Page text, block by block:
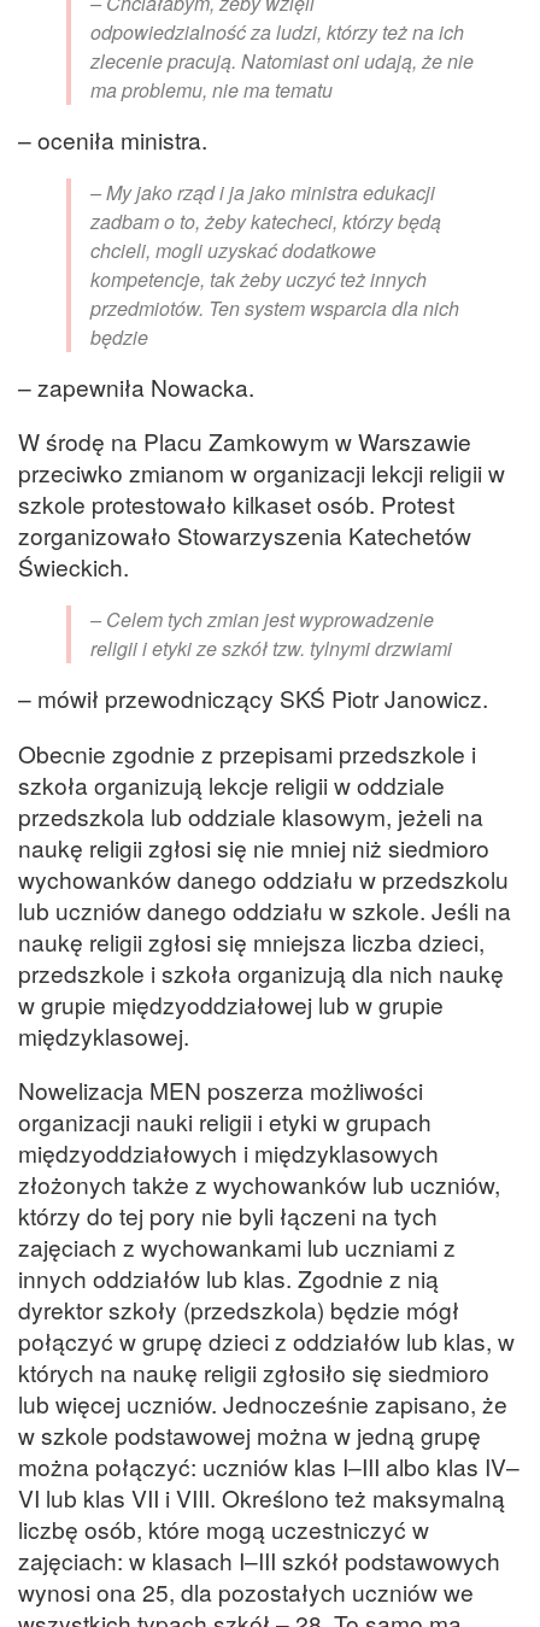
odpowiedzialność za ludzi, którzy też na ich
zlecenie pracują. Natomiast oni udają, że nie
ma problemu, nie ma tematu
– oceniła ministra.
– My jako rząd i ja jako ministra edukacji
zadbam o to, żeby katecheci, którzy będą
chcieli, mogli uzyskać dodatkowe
kompetencje, tak żeby uczyć też innych
przedmiotów. Ten system wsparcia dla nich
będzie
– zapewniła Nowacka.
W środę na Placu Zamkowym w Warszawie
przeciwko zmianom w organizacji lekcji religii w
szkole protestowało kilkaset osób. Protest
zorganizowało Stowarzyszenia Katechetów
Świeckich.
– Celem tych zmian jest wyprowadzenie
religii i etyki ze szkół tzw. tylnymi drzwiami
– mówił przewodniczący SKŚ Piotr Janowicz.
Obecnie zgodnie z przepisami przedszkole i
szkoła organizują lekcje religii w oddziale
przedszkola lub oddziale klasowym, jeżeli na
naukę religii zgłosi się nie mniej niż siedmioro
wychowanków danego oddziału w przedszkolu
lub uczniów danego oddziału w szkole. Jeśli na
naukę religii zgłosi się mniejsza liczba dzieci,
przedszkole i szkoła organizują dla nich naukę
w grupie międzyoddziałowej lub w grupie
międzyklasowej.
Nowelizacja MEN poszerza możliwości
organizacji nauki religii i etyki w grupach
międzyoddziałowych i międzyklasowych
złożonych także z wychowanków lub uczniów,
którzy do tej pory nie byli łączeni na tych
zajęciach z wychowankami lub uczniami z
innych oddziałów lub klas. Zgodnie z nią
dyrektor szkoły (przedszkola) będzie mógł
połączyć w grupę dzieci z oddziałów lub klas, w
których na naukę religii zgłosiło się siedmioro
lub więcej uczniów. Jednocześnie zapisano, że
w szkole podstawowej można w jedną grupę
można połączyć: uczniów klas I–III albo klas IV–
VI lub klas VII i VIII. Określono też maksymalną
liczbę osób, które mogą uczestniczyć w
zajęciach: w klasach I–III szkół podstawowych
wynosi ona 25, dla pozostałych uczniów we